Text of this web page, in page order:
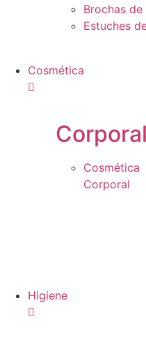
Brochas
Estuches
Cosmética
Corporal
Cosmética
Corporal
Higiene